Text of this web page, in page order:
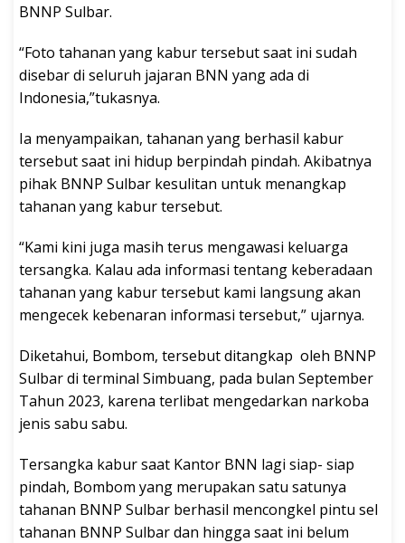
BNNP Sulbar.
“Foto tahanan yang kabur tersebut saat ini sudah
disebar di seluruh jajaran BNN yang ada di
Indonesia,”tukasnya.
Ia menyampaikan, tahanan yang berhasil kabur
tersebut saat ini hidup berpindah pindah. Akibatnya
pihak BNNP Sulbar kesulitan untuk menangkap
tahanan yang kabur tersebut.
“Kami kini juga masih terus mengawasi keluarga
tersangka. Kalau ada informasi tentang keberadaan
tahanan yang kabur tersebut kami langsung akan
mengecek kebenaran informasi tersebut,” ujarnya.
Diketahui, Bombom, tersebut ditangkap oleh BNNP
Sulbar di terminal Simbuang, pada bulan September
Tahun 2023, karena terlibat mengedarkan narkoba
jenis sabu sabu.
Tersangka kabur saat Kantor BNN lagi siap- siap
pindah, Bombom yang merupakan satu satunya
tahanan BNNP Sulbar berhasil mencongkel pintu sel
tahanan BNNP Sulbar dan hingga saat ini belum